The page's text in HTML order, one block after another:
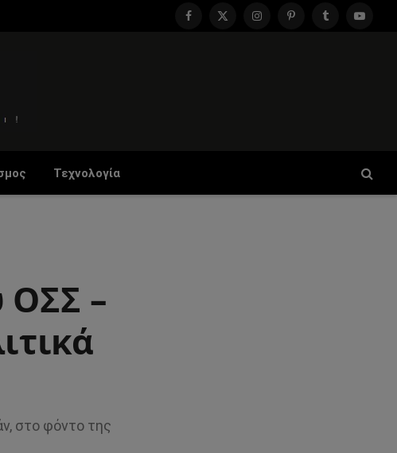
Facebook
X
InstagramPinterestTumblr
Τεχνολογία
ΟΣΣ –
στο φόντο της